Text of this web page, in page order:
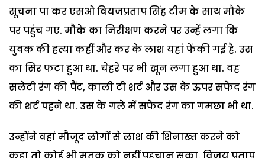
सूचना पा कर एसओ वियजप्रताप सिंह टीम के साथ मौके
पर पहुंच गए. मौके का निरीक्षण करने पर उन्हें लगा कि
युवक की हत्या कहीं और कर के लाश यहां फेंकी गई है. उस
का सिर फटा हुआ था. चेहरे पर भी खून लगा हुआ था. वह
सलेटी रंग की पैंट, काली टी शर्ट और उस के ऊपर सफेद रंग
की शर्ट पहने था. उस के गले में सफेद रंग का गमछा भी था.
उन्होंने वहां मौजूद लोगों से लाश की शिनाख्त करने को